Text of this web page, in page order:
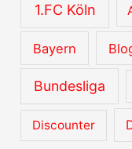
1.FC Köln
Bayern
Bundesliga
Discounter